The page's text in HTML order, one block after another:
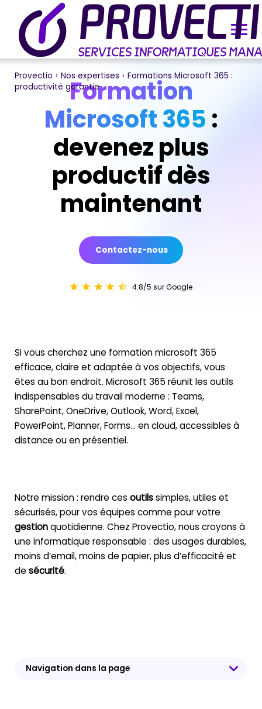
Provectio › Nos expertises › Formations Microsoft 365 :
productivité garantieFormation
Microsoft 365 :
devenez plus
productif dès
maintenant
Contactez-nous
4.8/5 sur Google
Si vous cherchez une formation microsoft 365
efficace, claire et adaptée à vos objectifs, vous
êtes au bon endroit. Microsoft 365 réunit les outils
indispensables du travail moderne : Teams,
SharePoint, OneDrive, Outlook, Word, Excel,
PowerPoint, Planner, Forms… en cloud, accessibles à
distance ou en présentiel.
Notre mission : rendre ces outils simples, utiles et
sécurisés, pour vos équipes comme pour votre
gestion quotidienne. Chez Provectio, nous croyons à
une informatique responsable : des usages durables,
moins d’email, moins de papier, plus d’efficacité et
de sécurité.
Navigation dans la page